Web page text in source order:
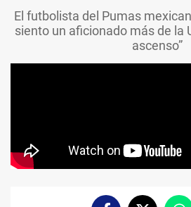
El futbolista del Pumas
siento un aficionado más de la
ascenso”